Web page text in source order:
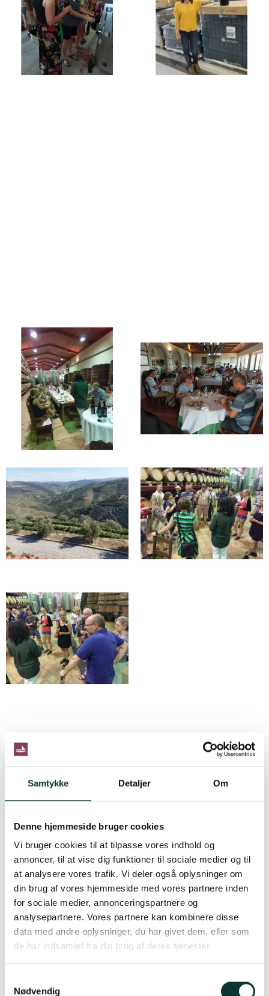
Samtykke Detaljer Om
Denne hjemmeside bruger cookies
Vi bruger cookies til at tilpasse vores indhold og
annoncer, til at vise dig funktioner til sociale medier og til
at analysere vores trafik. Vi deler også oplysninger om
din brug af vores hjemmeside med vores partnere inden
for sociale medier, annonceringspartnere og
analysepartnere. Vores partnere kan kombinere disse
data med andre oplysninger, du har givet dem, eller som
de har indsamlet fra din brug af deres tjenester.
Nødvendig